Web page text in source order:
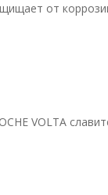
от
VOLTA